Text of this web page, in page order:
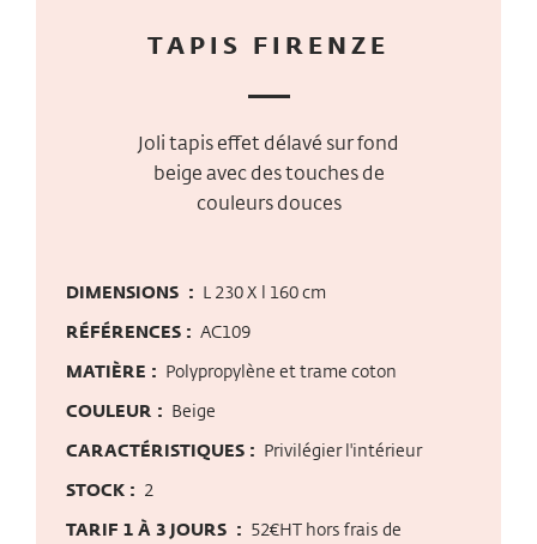
TAPIS FIRENZE
Joli tapis effet délavé sur fond
beige avec des touches de
couleurs douces
DIMENSIONS : L 230 X l 160 cm
RÉFÉRENCES : AC109
MATIÈRE : Polypropylène et trame coton
COULEUR : Beige
CARACTÉRISTIQUES : Privilégier l'intérieur
STOCK : 2
TARIF 1 À 3 JOURS : 52€HT hors frais de